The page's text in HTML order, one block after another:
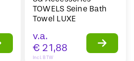
TOWELS Seine Bath
Towel LUXE
v.a.
€ 21,88
Incl. BTW